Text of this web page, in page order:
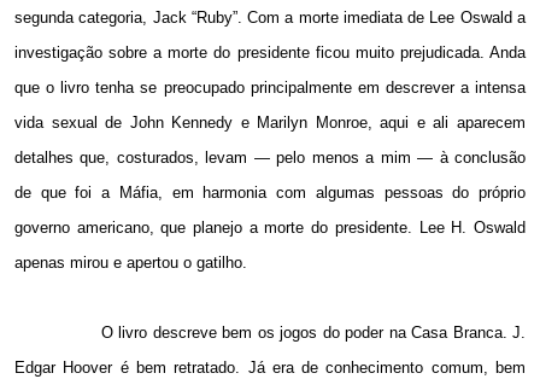
segunda categoria, Jack “Ruby”. Com a morte imediata de Lee Oswald a
investigação sobre a morte do presidente ficou muito prejudicada. Anda
que o livro tenha se preocupado principalmente em descrever a intensa
vida sexual de John Kennedy e Marilyn Monroe, aqui e ali aparecem
detalhes que, costurados, levam — pelo menos a mim — à conclusão
de que foi a Máfia, em harmonia com algumas pessoas do próprio
governo americano, que planejo a morte do presidente. Lee H. Oswald
apenas mirou e apertou o gatilho.
O livro descreve bem os jogos do poder na Casa Branca. J.
Edgar Hoover é bem retratado. Já era de conhecimento comum, bem